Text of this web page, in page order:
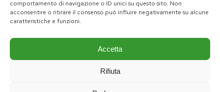
comportamento di navigazione o ID unici su questo sito. Non
acconsentire o ritirare il consenso può influire negativamente su alcune
caratteristiche e funzioni.
Accetta
Rifiuta
pd@consiglio.regione.lombardia.it
ufficiostampa.pd@consiglio.regione.lombardia.it
Pagine Facebook Gruppo Consiliare PD LombardiaPagina Messenger Gruppo Consiliare PD LombardiaPagina Instagram Gruppo PD LombardiaPagina Youtube Gruppo PD Lombardia